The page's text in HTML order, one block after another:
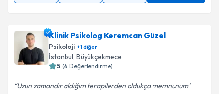
Klinik Psikolog Keremcan Güzel
Psikoloji +1diğer
İstanbul, Büyükçekmece
5 (4 Değerlendirme)
Uzun zamandır aldığım terapilerden oldukça memnunum